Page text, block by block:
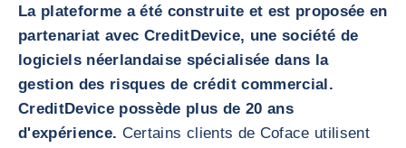
La plateforme a été construite et est proposée en
partenariat avec CreditDevice, une société de
logiciels néerlandaise spécialisée dans la
gestion des risques de crédit commercial.
CreditDevice possède plus de 20 ans
d'expérience. Certains clients de Coface utilisent